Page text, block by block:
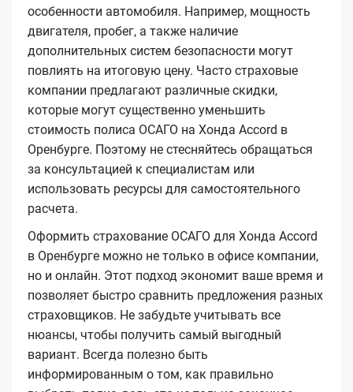
особенности автомобиля. Например, мощность
двигателя, пробег, а также наличие
дополнительных систем безопасности могут
повлиять на итоговую цену. Часто страховые
компании предлагают различные скидки,
которые могут существенно уменьшить
стоимость полиса ОСАГО на Хонда Accord в
Оренбурге. Поэтому не стесняйтесь обращаться
за консультацией к специалистам или
использовать ресурсы для самостоятельного
расчета.
Оформить страхование ОСАГО для Хонда Accord
в Оренбурге можно не только в офисе компании,
но и онлайн. Этот подход экономит ваше время и
позволяет быстро сравнить предложения разных
страховщиков. Не забудьте учитывать все
нюансы, чтобы получить самый выгодный
вариант. Всегда полезно быть
информированным о том, как правильно